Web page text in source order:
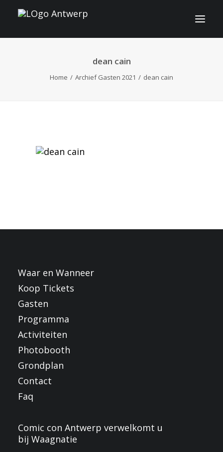
INFO
CONTACT
FRANÇAIS
NEDERLANDS
dean cain
Home Archief Gasten 2021 dean cain
Waar en Wanneer
Koop Tickets
Gasten
Programma
Activiteiten
Photobooth
Grondplan
Contact
Faq
Comic con Antwerp verwelkomt u
bij Waagnatie